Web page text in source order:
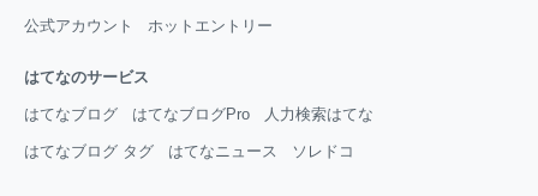
公式アカウント ホットエントリー
はてなのサービス
はてなブログ はてなブログPro 人力検索はてな
はてなブログ タグ はてなニュース ソレドコ